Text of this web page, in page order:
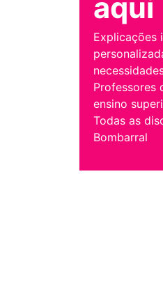
aqui
Explicações
Professores
ensino
Todas as
Bombarral